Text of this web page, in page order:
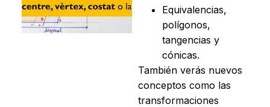
Equivalencias,
polígonos,
tangencias y
cónicas.
También verás nuevos
conceptos como las
transformaciones